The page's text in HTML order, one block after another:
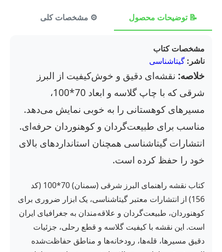
📝 توضیحات محصول ⚙️ مشخصات کلی
مشخصات کتاب
ناشر: گیتاشناسی
خلاصه: نقشه‌ای دقیق و خوش‌کیفیت از البرز
شرقی که با چاپ گلاسه و ابعاد 70*100،
مسیرهای کوهستانی را به خوبی نمایش می‌دهد.
مناسب برای طبیعت‌گردان و کوهنوردان حرفه‌ای.
انتشارات گیتاشناسی همچنان استانداردهای بالای
خود را حفظ کرده است.
کتاب نقشه راهنمای البرز شرقی (سمنان) 70*100 (کد
156) از انتشارات معتبر گیتاشناسی، یک ابزار ضروری برای
کوهنوردان، طبیعت‌گردان و علاقه‌مندان به جغرافیای ایران
است. این نقشه با کیفیت گلاسه و قطع رحلی، جزئیات
دقیق مسیرها، قله‌ها، رودخانه‌ها و مناطق حفاظت‌شده